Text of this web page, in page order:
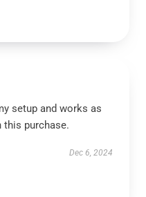
setup and works as
this purchase.
Dec 6, 2024